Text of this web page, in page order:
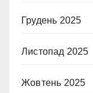
Грудень 2025
Листопад 2025
Жовтень 2025